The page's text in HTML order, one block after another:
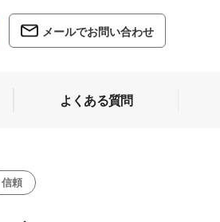
メールでお問い合わせ
よくある質問
信頼